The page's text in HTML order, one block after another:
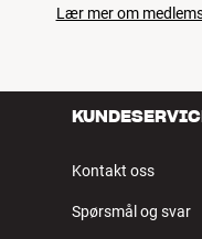
Lær mer om
Kontakt oss
Spørsmål og svar